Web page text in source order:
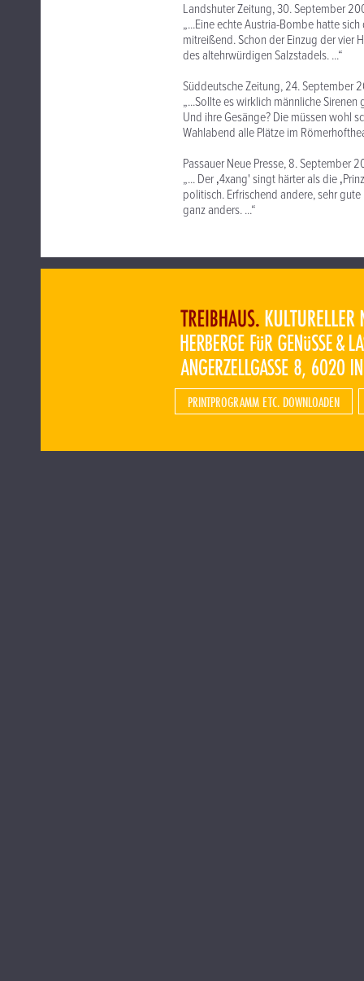
Landshuter Zeitung, 30. September
„...Eine echte Austria-Bombe hatte
mitreißend. Schon der Einzug der vier
des altehrwürdigen Salzstadels. ...“
Süddeutsche Zeitung, 24. September
„...Sollte es wirklich männliche
Und ihre Gesänge? Die müssen wohl
Wahlabend alle Plätze im
Passauer Neue Presse, 8. September
„... Der ‚4xang' singt härter als die
politisch. Erfrischend andere, sehr
ganz anders. ...“
PRINTPROGRAMM ETC. DOWNLOADEN